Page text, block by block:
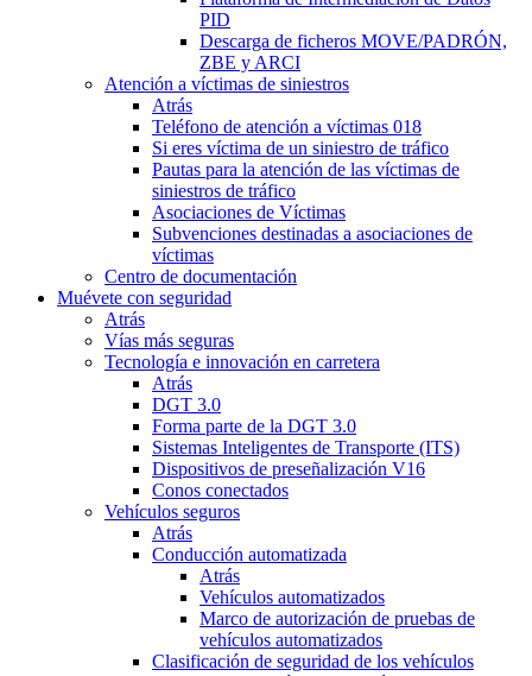
PID
Descarga de ficheros MOVE/PADRÓN,
ZBE y ARCI
Atención a víctimas de siniestros
Atrás
Teléfono de atención a víctimas 018
Si eres víctima de un siniestro de tráfico
Pautas para la atención de las víctimas de
siniestros de tráfico
Asociaciones de Víctimas
Subvenciones destinadas a asociaciones de
víctimas
Centro de documentación
Muévete con seguridad
Atrás
Vías más seguras
Tecnología e innovación en carretera
Atrás
DGT 3.0
Forma parte de la DGT 3.0
Sistemas Inteligentes de Transporte (ITS)
Dispositivos de preseñalización V16
Conos conectados
Vehículos seguros
Atrás
Conducción automatizada
Atrás
Vehículos automatizados
Marco de autorización de pruebas de
vehículos automatizados
Clasificación de seguridad de los vehículos